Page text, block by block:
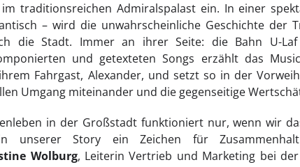
im traditionsreichen Admiralspalast ein. In einer
– wird die unwahrscheinliche Geschichte der
die Stadt. Immer an ihrer Seite: die Bahn U-
und getexteten Songs erzählt das
Fahrgast, Alexander, und setzt so in der
Umgang miteinander und die gegenseitige
in der Großstadt funktioniert nur, wenn wir
unserer Story ein Zeichen für Zusammenhalt
Wolburg, Leiterin Vertrieb und Marketing bei